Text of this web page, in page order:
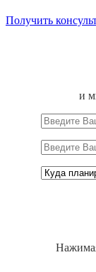
Получить
и